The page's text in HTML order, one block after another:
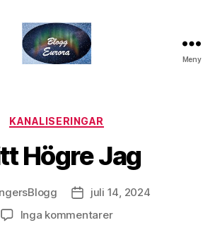
Meny
Kategorier
KANALISERINGAR
Högre Jag
Inläggsdatum
juli 14, 2024
Inga kommentarertill